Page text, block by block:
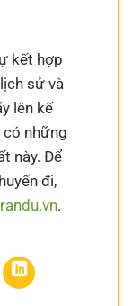
kết hợp
sử và
lên kế
có những
này. Để
đi,
.